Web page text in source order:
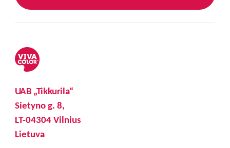
UAB „Tikkurila“
Sietyno g. 8,
LT-04304 Vilnius
Lietuva